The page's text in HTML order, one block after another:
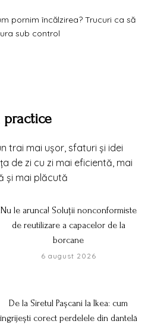
pornim încălzirea? Trucuri ca să
sub control
practice
trai mai ușor, sfaturi și idei
de zi cu zi mai eficientă, mai
și mai plăcută
Nu le arunca! Soluții nonconformiste
de reutilizare a capacelor de la
borcane
6 august 2026
De la Siretul Pașcani la Ikea: cum
îngrijești corect perdelele din dantelă